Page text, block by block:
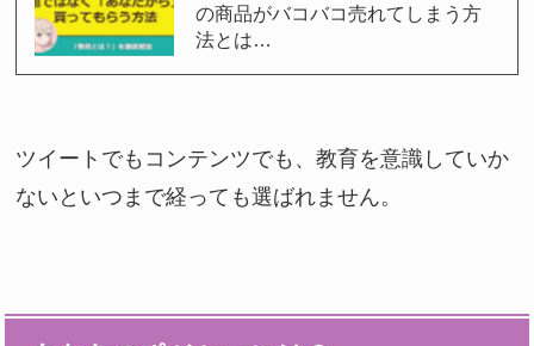
の商品がバコバコ売れてしまう方
法とは…
ツイートでもコンテンツでも、教育を意識していか
ないといつまで経っても選ばれません。